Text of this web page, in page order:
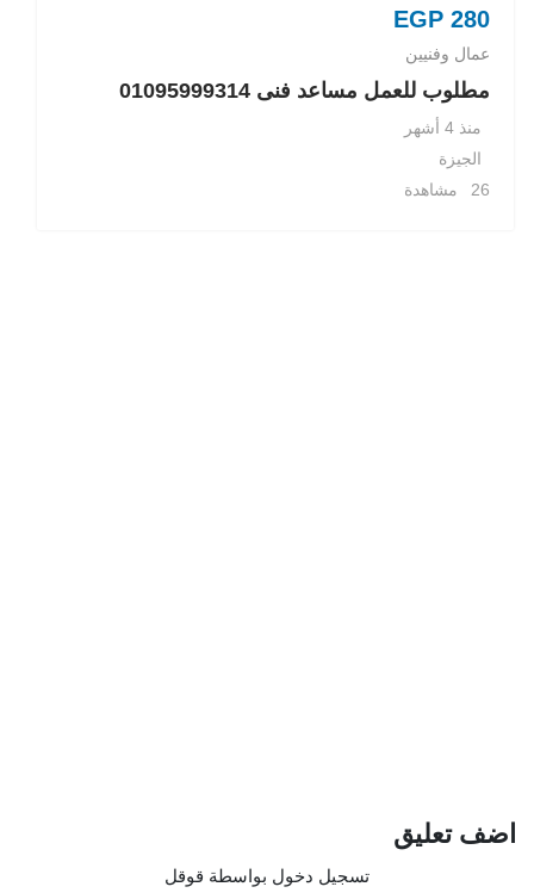
EGP 280
عمال وفنيين
مطلوب للعمل مساعد فنى 01095999314
منذ 4 أشهر
الجيزة
26 مشاهدة
اضف تعليق
تسجيل دخول بواسطة قوقل